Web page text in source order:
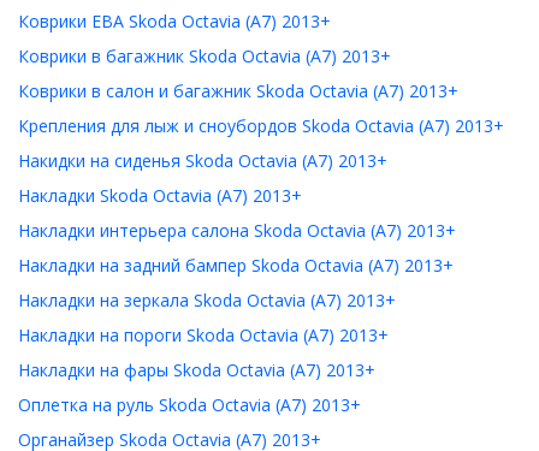
Коврики ЕВА Skoda Octavia (A7) 2013+
Коврики в багажник Skoda Octavia (A7) 2013+
Коврики в салон и багажник Skoda Octavia (A7) 2013+
Крепления для лыж и сноубордов Skoda Octavia (A7) 2013+
Накидки на сиденья Skoda Octavia (A7) 2013+
Накладки Skoda Octavia (A7) 2013+
Накладки интерьера салона Skoda Octavia (A7) 2013+
Накладки на задний бампер Skoda Octavia (A7) 2013+
Накладки на зеркала Skoda Octavia (A7) 2013+
Накладки на пороги Skoda Octavia (A7) 2013+
Накладки на фары Skoda Octavia (A7) 2013+
Оплетка на руль Skoda Octavia (A7) 2013+
Органайзер Skoda Octavia (A7) 2013+